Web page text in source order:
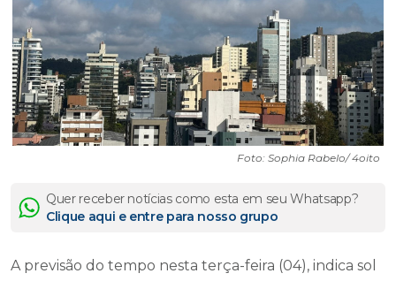
Foto: Sophia Rabelo/ 4oito
Quer receber notícias como esta em seu Whatsapp?
Clique aqui e entre para nosso grupo
A previsão do tempo nesta terça-feira (04), indica sol